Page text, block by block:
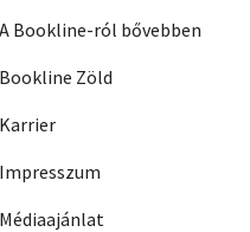
A Bookline-ról bővebben
Bookline Zöld
Karrier
Impresszum
Médiaajánlat